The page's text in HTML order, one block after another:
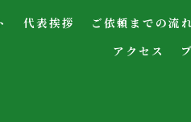
代表挨拶 ご依頼までの流
アクセス